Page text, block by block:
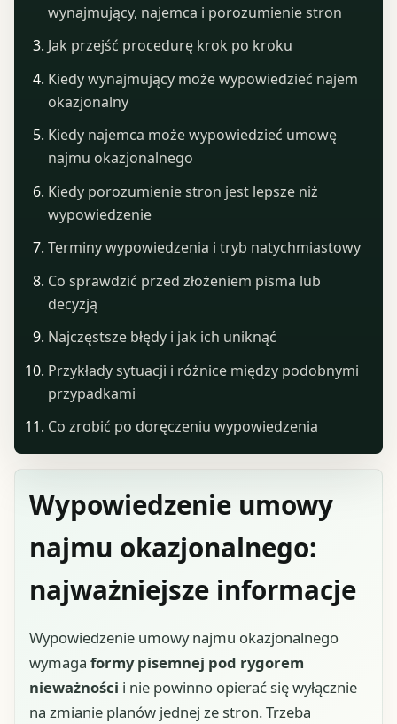
Wypowiedzenie umowy
najmu okazjonalnego:
najważniejsze informacje
Wypowiedzenie umowy najmu okazjonalnego
wymaga formy pisemnej pod rygorem
nieważności i nie powinno opierać się wyłącznie
na zmianie planów jednej ze stron. Trzeba
wynajmujący, najemca i porozumienie stron
Jak przejść procedurę krok po kroku
Kiedy wynajmujący może wypowiedzieć najem
okazjonalny
Kiedy najemca może wypowiedzieć umowę
najmu okazjonalnego
Kiedy porozumienie stron jest lepsze niż
wypowiedzenie
Terminy wypowiedzenia i tryb natychmiastowy
Co sprawdzić przed złożeniem pisma lub
decyzją
Najczęstsze błędy i jak ich uniknąć
Przykłady sytuacji i różnice między podobnymi
przypadkami
Co zrobić po doręczeniu wypowiedzenia